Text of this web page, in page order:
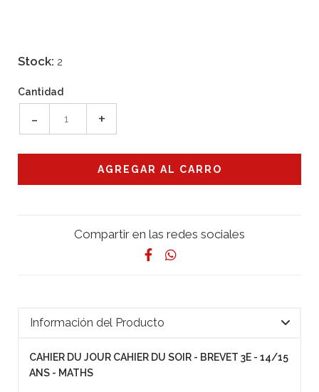
Stock: 2
Cantidad
- +
Compartir en las redes sociales
Información del Producto
CAHIER DU JOUR CAHIER DU SOIR - BREVET 3E - 14/15
ANS - MATHS